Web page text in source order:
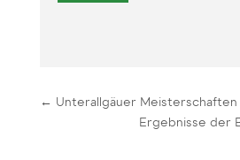
← Unterallgäuer Meisterschaften
Ergebnisse der